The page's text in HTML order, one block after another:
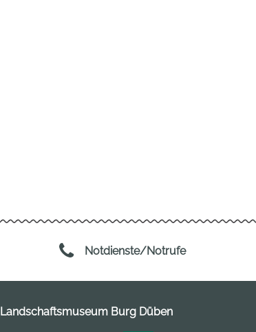
Notdienste/Notrufe
Landschaftsmuseum Burg Düben